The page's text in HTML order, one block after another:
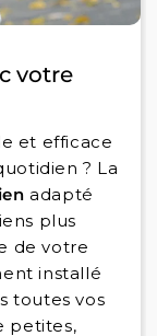
votre
et efficace
? La
adapté
plus
de votre
installé
toutes vos
petites,